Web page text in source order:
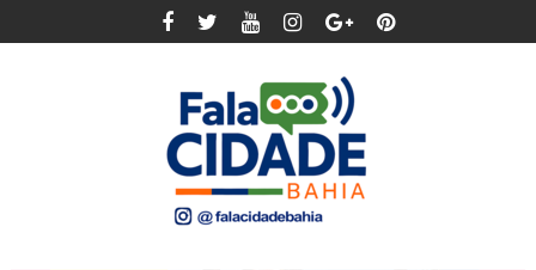
to